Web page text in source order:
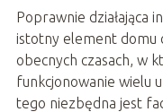
Poprawnie działająca
istotny element domu
obecnych czasach, w
funkcjonowanie wielu
tego niezbędna jest